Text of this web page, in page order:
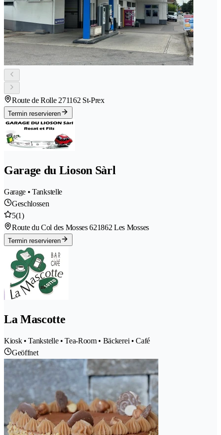
Route de Rolle 271162 St-Prex
Termin reservieren
Garage du Lioson Sàrl
Garage • Tankstelle
Geschlossen
5(1)
Route du Col des Mosses 621862 Les Mosses
Termin reservieren
La Mascotte
Kiosk • Tankstelle • Tea-Room • Bäckerei • Café
Geöffnet